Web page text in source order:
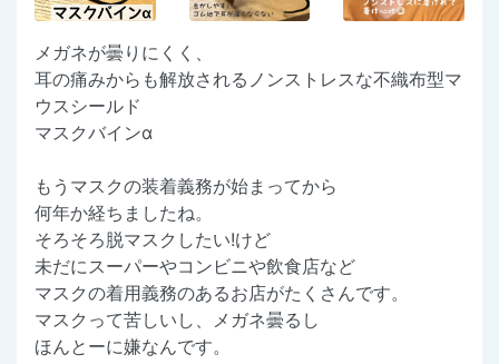
メガネが曇りにくく、
耳の痛みからも解放されるノンストレスな不織布型マ
ウスシールド
マスクバインα
もうマスクの装着義務が始まってから
何年か経ちましたね。
そろそろ脱マスクしたい!けど
未だにスーパーやコンビニや飲食店など
マスクの着用義務のあるお店がたくさんです。
マスクって苦しいし、メガネ曇るし
ほんとーに嫌なんです。